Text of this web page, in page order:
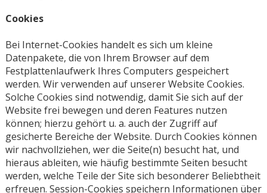
Cookies
Bei Internet-Cookies handelt es sich um kleine
Datenpakete, die von Ihrem Browser auf dem
Festplattenlaufwerk Ihres Computers gespeichert
werden. Wir verwenden auf unserer Website Cookies.
Solche Cookies sind notwendig, damit Sie sich auf der
Website frei bewegen und deren Features nutzen
können; hierzu gehört u. a. auch der Zugriff auf
gesicherte Bereiche der Website. Durch Cookies können
wir nachvollziehen, wer die Seite(n) besucht hat, und
hieraus ableiten, wie häufig bestimmte Seiten besucht
werden, welche Teile der Site sich besonderer Beliebtheit
erfreuen. Session-Cookies speichern Informationen über